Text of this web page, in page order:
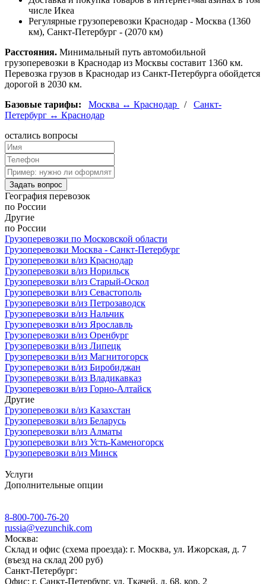
числе Икеа
Регулярные грузоперевозки Краснодар - Москва (1360
км), Санкт-Петербург - (2070 км)
Расстояния. Минимальный путь автомобильной
грузоперевозки в Краснодар из Москвы составит 1360 км.
Перевозка грузов в Краснодар из Санкт-Петербурга обойдется
дорогой в 2030 км.
Базовые тарифы:
Москва ↔ Краснодар / Санкт-
Петербург ↔ Краснодар
остались вопросы
Задать вопрос
География перевозок
по России
Другие
по России
Грузоперевозки по Московской области
Грузоперевозки Москва - Санкт-Петербург
Грузоперевозки в/из Краснодар
Грузоперевозки в/из Норильск
Грузоперевозки в/из Старый-Оскол
Грузоперевозки в/из Севастополь
Грузоперевозки в/из Петрозаводск
Грузоперевозки в/из Нальчик
Грузоперевозки в/из Ярославль
Грузоперевозки в/из Оренбург
Грузоперевозки в/из Липецк
Грузоперевозки в/из Магнитогорск
Грузоперевозки в/из Биробиджан
Грузоперевозки в/из Владикавказ
Грузоперевозки в/из Горно-Алтайск
Другие
Грузоперевозки в/из Казахстан
Грузоперевозки в/из Беларусь
Грузоперевозки в/из Алматы
Грузоперевозки в/из Усть-Каменогорск
Грузоперевозки в/из Минск
Услуги
Дополнительные опции
8-800-700-76-20
russia@vezunchik.com
Москва:
Склад и офис (схема проезда): г. Москва, ул. Ижорская, д. 7
(въезд на склад 200 руб)
Санкт-Петербург:
Офис: г. Санкт-Петербург, ул. Ткачей, д. 68, кор. 2